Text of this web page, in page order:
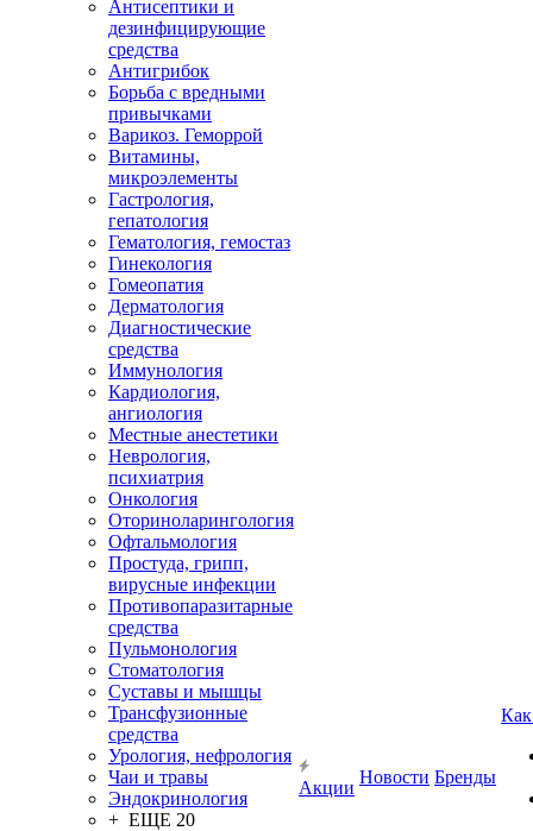
Антисептики и
дезинфицирующие
средства
Антигрибок
Борьба с вредными
привычками
Варикоз. Геморрой
Витамины,
микроэлементы
Гастрология,
гепатология
Гематология, гемостаз
Гинекология
Гомеопатия
Дерматология
Диагностические
средства
Иммунология
Кардиология,
ангиология
Местные анестетики
Неврология,
психиатрия
Онкология
Оториноларингология
Офтальмология
Простуда, грипп,
вирусные инфекции
Противопаразитарные
средства
Пульмонология
Стоматология
Суставы и мышцы
Трансфузионные
средства
Урология, нефрология
Чаи и травы
Эндокринология
+ ЕЩЕ 20
Акции
Новости Бренды